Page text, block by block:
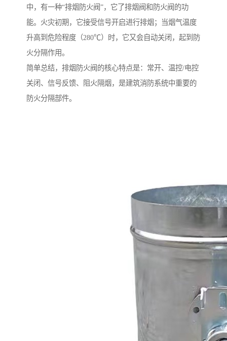
中，有一种“排烟防火阀”，它了排烟阀和防火阀的功
能。火灾初期，它接受信号开启进行排烟；当烟气温度
升高到危险程度（280℃）时，它又会自动关闭，起到防
火分隔作用。
简单总结，排烟防火阀的核心特点是：常开、温控/电控
关闭、信号反馈、阻火隔烟，是建筑消防系统中重要的
防火分隔部件。